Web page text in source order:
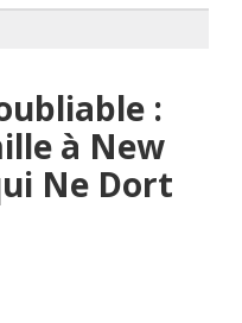
:
à New
Ne Dort